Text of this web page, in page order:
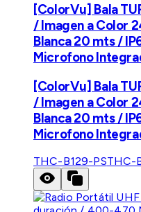
[ColorVu] Bala
/ Imagen a Color
Blanca 20 mts /
Microfono
[ColorVu] Bala
/ Imagen a Color
Blanca 20 mts /
Microfono
THC-B129-PSTHC-